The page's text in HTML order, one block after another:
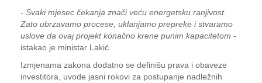
- Svaki mjesec čekanja znači veću energetsku ranjivost.
Zato ubrzavamo procese, uklanjamo prepreke i stvaramo
uslove da ovaj projekt konačno krene punim kapacitetom -
istakao je ministar Lakić.
Izmjenama zakona dodatno se definišu prava i obaveze
investitora, uvode jasni rokovi za postupanje nadležnih